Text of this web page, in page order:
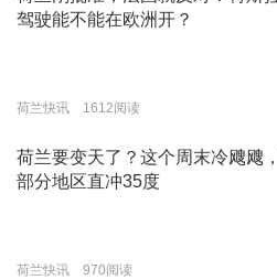
驾驶能不能在欧洲开？
荷兰快讯 1612阅读
荷兰要变天了？这个周末冷飕飕
部分地区直冲35度
荷兰快讯 970阅读